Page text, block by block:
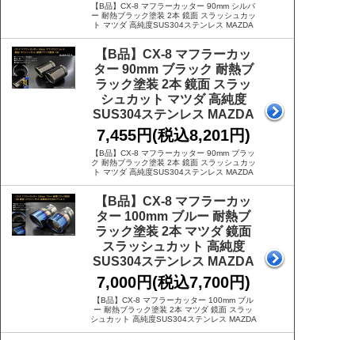
【B品】CX-8 マフラーカッター 90mm シルバ
ー 耐熱ブラック塗装 2本 鏡面 スラッシュカッ
ト マツダ 高純度SUS304ステンレス MAZDA
【B品】CX-8 マフラーカッ
ター 90mm ブラック 耐熱ブ
ラック塗装 2本 鏡面 スラッ
シュカット マツダ 高純度
SUS304ステンレス MAZDA
7,455円(税込8,201円)
【B品】CX-8 マフラーカッター 90mm ブラッ
ク 耐熱ブラック塗装 2本 鏡面 スラッシュカッ
ト マツダ 高純度SUS304ステンレス MAZDA
【B品】CX-8 マフラーカッ
ター 100mm ブルー 耐熱ブ
ラック塗装 2本 マツダ 鏡面
スラッシュカット 高純度
SUS304ステンレス MAZDA
7,000円(税込7,700円)
【B品】CX-8 マフラーカッター 100mm ブル
ー 耐熱ブラック塗装 2本 マツダ 鏡面 スラッ
シュカット 高純度SUS304ステンレス MAZDA